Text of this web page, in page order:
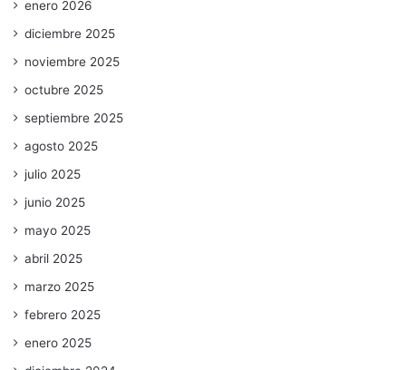
enero 2026
diciembre 2025
noviembre 2025
octubre 2025
septiembre 2025
agosto 2025
julio 2025
junio 2025
mayo 2025
abril 2025
marzo 2025
febrero 2025
enero 2025